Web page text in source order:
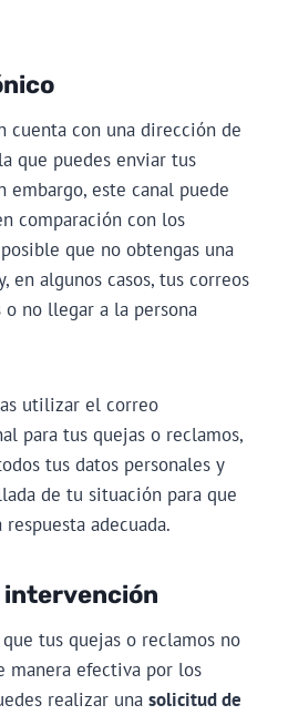
cuenta con una dirección de
que puedes enviar tus
embargo, este canal puede
comparación con los
que no obtengas una
en algunos casos, tus correos
o no llegar a la persona
utilizar el correo
para tus quejas o reclamos,
tus datos personales y
de tu situación para que
adecuada.
tus quejas o reclamos no
manera efectiva por los
realizar una solicitud de